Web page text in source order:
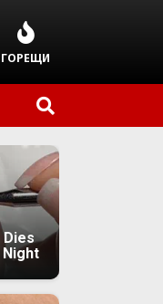
ГОРЕЩИ
Dies
Night